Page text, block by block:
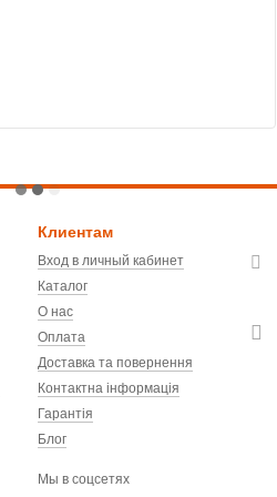
Клиентам
Вход в личный кабинет
Каталог
О нас
Оплата
Доставка та повернення
Контактна інформація
Гарантія
Блог
Мы в соцсетях